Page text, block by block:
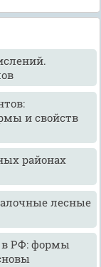
и свойств
районах
лесные
в РФ: формы